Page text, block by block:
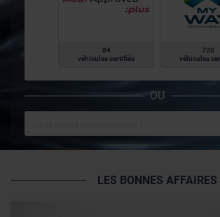
84
véhicules certifiés
720
véhicules
OU
LES BONNES AFFAIRES